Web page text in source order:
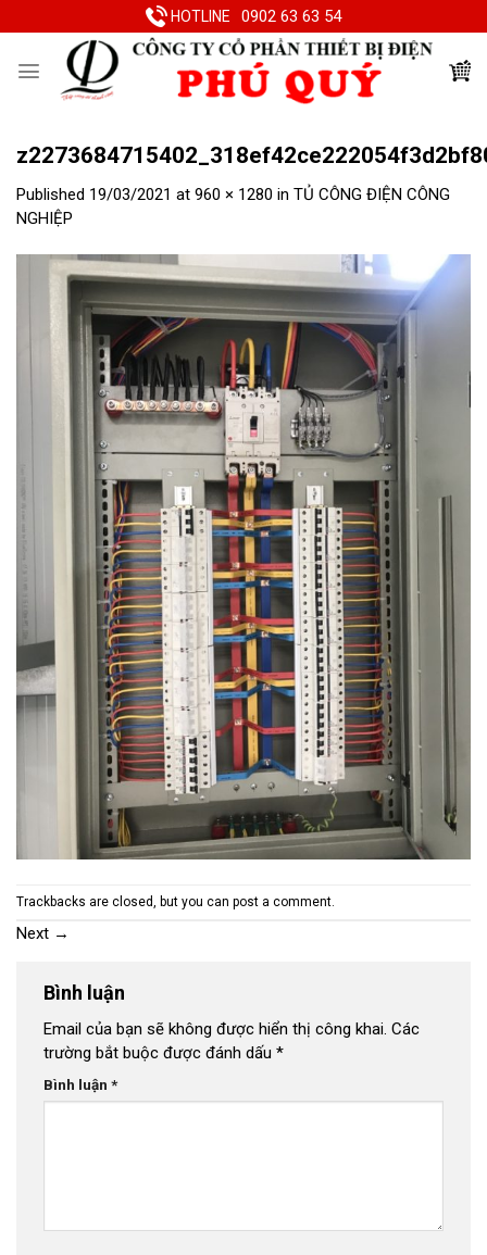
to
HOTLINE 0902 63 63 54
Published 19/03/2021 at 960 × 1280 in TỦ CÔNG ĐIỆN CÔNG
NGHIỆP
Trackbacks are closed, but you can post a comment.
Next →
Bình luận
Email của bạn sẽ không được hiển thị công khai. Các
trường bắt buộc được đánh dấu *
Bình luận *